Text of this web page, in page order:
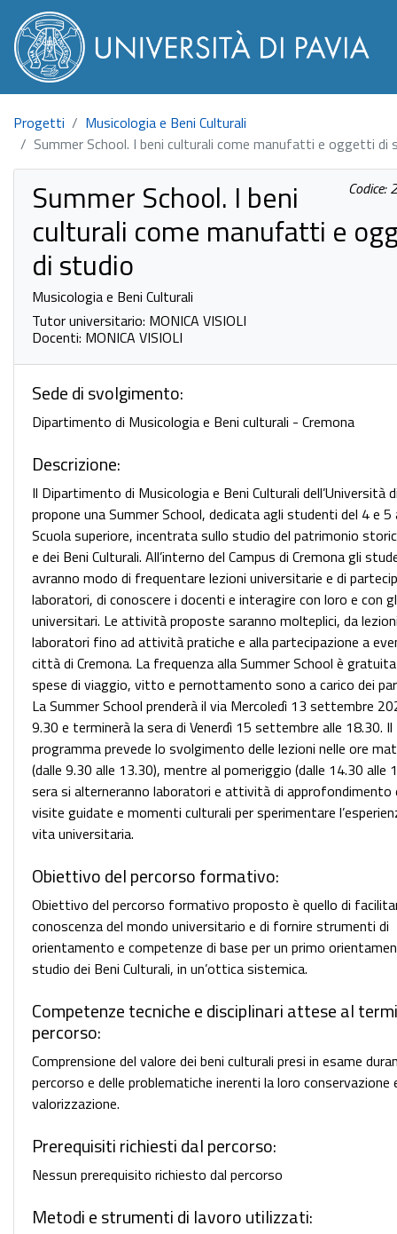
Progetti
Musicologia e Beni Culturali
Summer School. I beni culturali come manufatti e oggetti di
Codice:
Summer School. I beni
culturali come manufatti e
di studio
Musicologia e Beni Culturali
Tutor universitario: MONICA VISIOLI
Docenti: MONICA VISIOLI
Sede di svolgimento:
Dipartimento di Musicologia e Beni culturali - Cremona
Descrizione:
Il Dipartimento di Musicologia e Beni Culturali dell’Università
propone una Summer School, dedicata agli studenti del 4 e 5
Scuola superiore, incentrata sullo studio del patrimonio
e dei Beni Culturali. All’interno del Campus di Cremona gli
avranno modo di frequentare lezioni universitarie e di
laboratori, di conoscere i docenti e interagire con loro e con
universitari. Le attività proposte saranno molteplici, da
laboratori fino ad attività pratiche e alla partecipazione a
città di Cremona. La frequenza alla Summer School è
spese di viaggio, vitto e pernottamento sono a carico dei
La Summer School prenderà il via Mercoledì 13 settembre
9.30 e terminerà la sera di Venerdì 15 settembre alle 18.30. Il
programma prevede lo svolgimento delle lezioni nelle ore
(dalle 9.30 alle 13.30), mentre al pomeriggio (dalle 14.30 alle
sera si alterneranno laboratori e attività di approfondimento
visite guidate e momenti culturali per sperimentare
vita universitaria.
Obiettivo del percorso formativo:
Obiettivo del percorso formativo proposto è quello di
conoscenza del mondo universitario e di fornire strumenti di
orientamento e competenze di base per un primo
studio dei Beni Culturali, in un’ottica sistemica.
Competenze tecniche e disciplinari attese al
percorso:
Comprensione del valore dei beni culturali presi in esame
percorso e delle problematiche inerenti la loro conservazione
valorizzazione.
Prerequisiti richiesti dal percorso:
Nessun prerequisito richiesto dal percorso
Metodi e strumenti di lavoro utilizzati: